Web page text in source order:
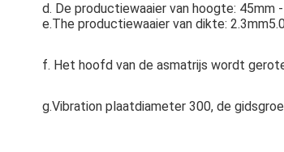
d. De productiewaaier van hoogte: 45mm
e.The productiewaaier van dikte:
f. Het hoofd van de asmatrijs wordt
g.Vibration plaatdiameter 300, de